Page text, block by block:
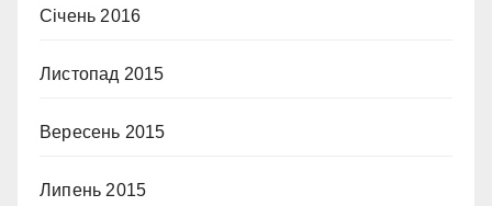
Січень 2016
Листопад 2015
Вересень 2015
Липень 2015